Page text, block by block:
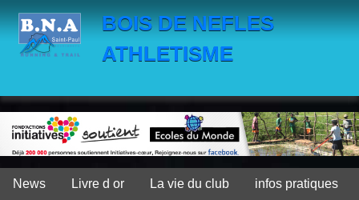
BOIS DE NEFLES
ATHLETISME
News Livre d or La vie du club infos pratiques